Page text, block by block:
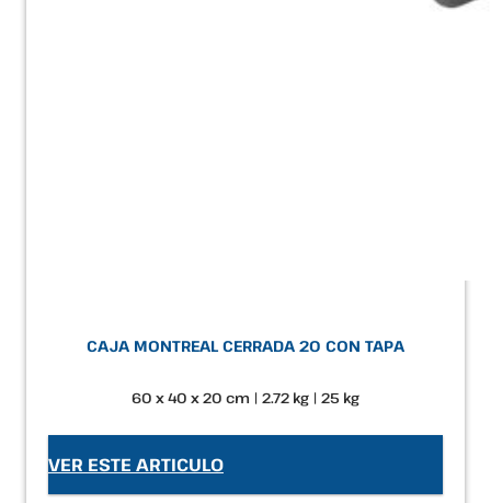
CAJA MONTREAL CERRADA 20 CON TAPA
60 x 40 x 20 cm | 2.72 kg | 25 kg
VER ESTE ARTICULO